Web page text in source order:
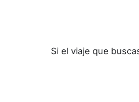
Si el viaje que